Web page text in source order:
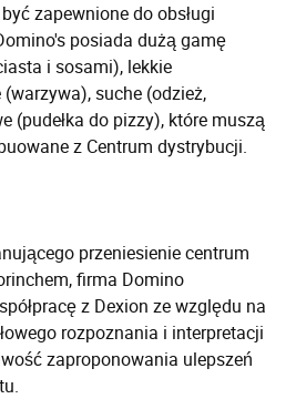
zapewnione do obsługi
posiada dużą gamę
i sosami), lekkie
suche (odzież,
(pudełka do pizzy), które muszą
z Centrum dystrybucji.
przeniesienie centrum
firma Domino
z Dexion ze względu na
rozpoznania i interpretacji
zaproponowania ulepszeń